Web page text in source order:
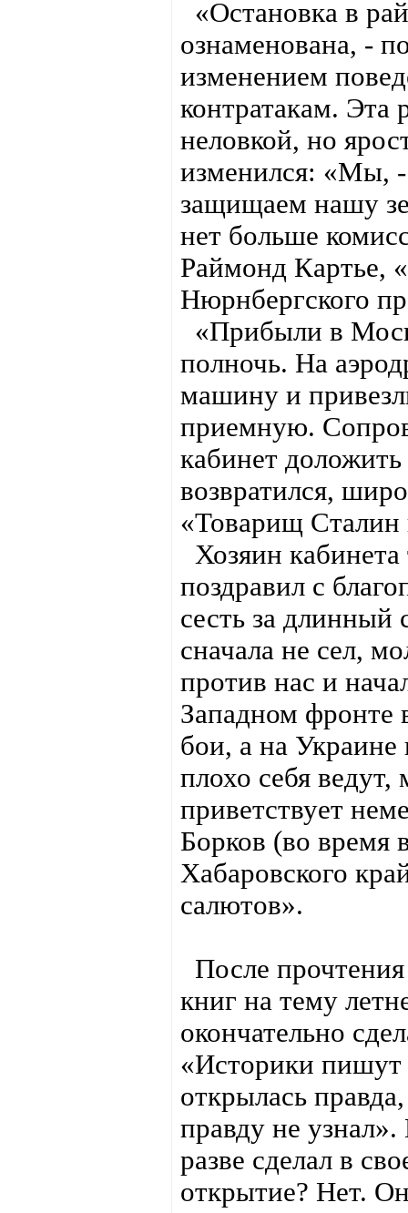
«Остановка в
ознаменована, -
изменением
контратакам. Эта
неловкой, но
изменился: «Мы,
защищаем нашу
нет больше
Раймонд Картье,
Нюрнбергского
«Прибыли в
полночь. На
машину и
приемную.
кабинет
возвратился,
«Товарищ Сталин
Хозяин кабинета
поздравил с
сесть за
сначала не сел,
против нас и
Западном фронте
бои, а на
плохо себя
приветствует
Борков (во время
Хабаровского
салютов».
После
книг на тему
окончательно
«Историки пишут
открылась
правду не
разве сделал в
открытие? Нет.